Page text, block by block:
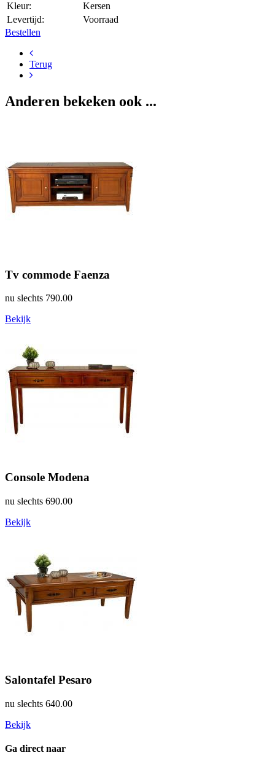
Kleur:
Kersen
Levertijd:
Voorraad
Bestellen
Terug
Anderen bekeken ook ...
Tv commode Faenza
nu slechts 790.00
Bekijk
Console Modena
nu slechts 690.00
Bekijk
Salontafel Pesaro
nu slechts 640.00
Bekijk
Ga direct naar